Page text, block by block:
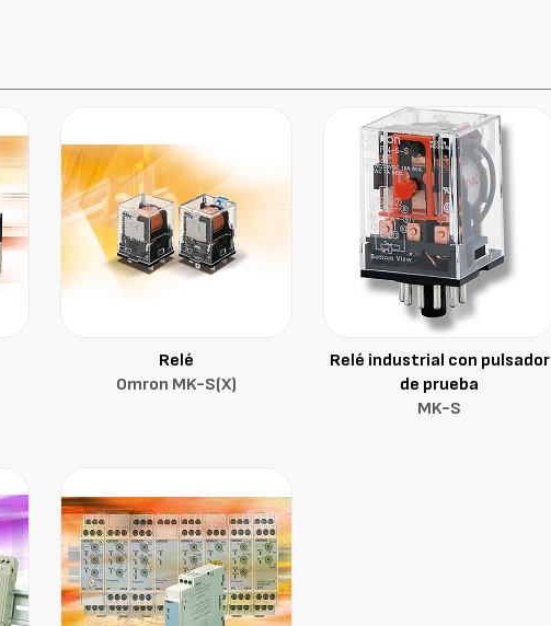
Relé
Omron MK-S(X)
Relé industrial con pulsador
de prueba
MK-S